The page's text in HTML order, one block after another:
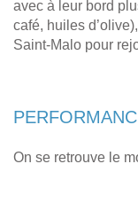
avec à leur bord
café, huiles
Saint-Malo pour
On se retrouve le